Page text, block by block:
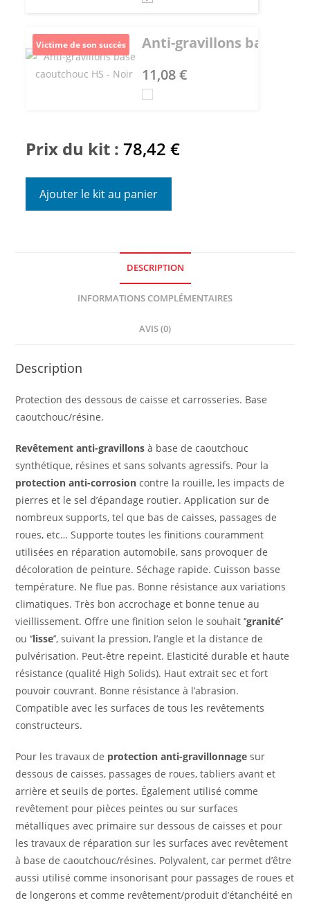
Anti-gravillons base
11,08€
Victime de son succès
Prix du kit :78,42€
Ajouter le kit au panier
DESCRIPTION
INFORMATIONS COMPLÉMENTAIRES
AVIS (0)
Description
Protection des dessous de caisse et carrosseries. Base
caoutchouc/résine.
Revêtement anti-gravillons à base de caoutchouc
synthétique, résines et sans solvants agressifs. Pour la
protection anti-corrosion contre la rouille, les impacts de
pierres et le sel d’épandage routier. Application sur de
nombreux supports, tel que bas de caisses, passages de
roues, etc… Supporte toutes les finitions couramment
utilisées en réparation automobile, sans provoquer de
décoloration de peinture. Séchage rapide. Cuisson basse
température. Ne flue pas. Bonne résistance aux variations
climatiques. Très bon accrochage et bonne tenue au
vieillissement. Offre une finition selon le souhait ‘’granité’’
ou ‘’lisse’’, suivant la pression, l’angle et la distance de
pulvérisation. Peut-être repeint. Elasticité durable et haute
résistance (qualité High Solids). Haut extrait sec et fort
pouvoir couvrant. Bonne résistance à l’abrasion.
Compatible avec les surfaces de tous les revêtements
constructeurs.
Pour les travaux de protection anti-gravillonnage sur
dessous de caisses, passages de roues, tabliers avant et
arrière et seuils de portes. Également utilisé comme
revêtement pour pièces peintes ou sur surfaces
métalliques avec primaire sur dessous de caisses et pour
les travaux de réparation sur les surfaces avec revêtement
à base de caoutchouc/résines. Polyvalent, car permet d’être
aussi utilisé comme insonorisant pour passages de roues et
de longerons et comme revêtement/produit d’étanchéité en